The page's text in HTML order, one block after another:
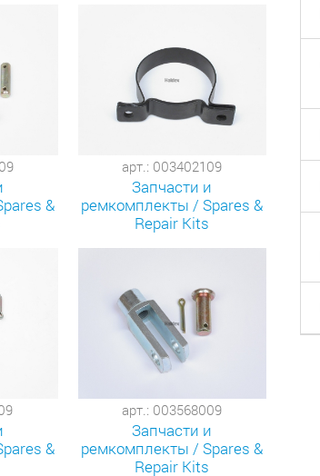
&
арт.: 003402109
Запчасти и
ремкомплекты / Spares &
Repair Kits
&
арт.: 003568009
Запчасти и
ремкомплекты / Spares &
Repair Kits